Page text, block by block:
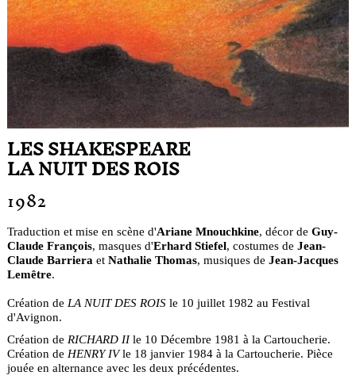
LES SHAKESPEARE
LA NUIT DES ROIS
1982
Traduction et mise en scène d'Ariane Mnouchkine, décor de Guy-
Claude François, masques d'Erhard Stiefel, costumes de Jean-
Claude Barriera et Nathalie Thomas, musiques de Jean-Jacques
Lemêtre.
Création de LA NUIT DES ROISle 10 juillet 1982 au Festival
d'Avignon.
Création de RICHARD IIle 10 Décembre 1981 à la Cartoucherie.
Création de HENRY IVle 18 janvier 1984 à la Cartoucherie. Pièce
jouée en alternance avec les deux précédentes.